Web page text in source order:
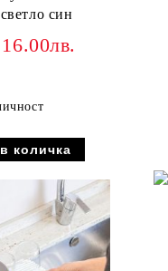
син
16.00лв.